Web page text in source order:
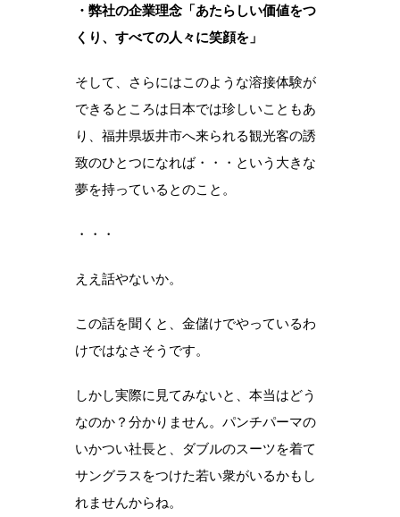
・弊社の企業理念「あたらしい価値をつ
くり、すべての人々に笑顔を」
そして、さらにはこのような溶接体験が
できるところは日本では珍しいこともあ
り、福井県坂井市へ来られる観光客の誘
致のひとつになれば・・・という大きな
夢を持っているとのこと。
・・・
ええ話やないか。
この話を聞くと、金儲けでやっているわ
けではなさそうです。
しかし実際に見てみないと、本当はどう
なのか？分かりません。パンチパーマの
いかつい社長と、ダブルのスーツを着て
サングラスをつけた若い衆がいるかもし
れませんからね。